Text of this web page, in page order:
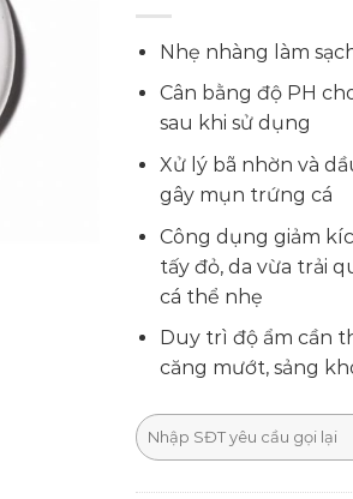
Nhẹ nhàng làm
Cân bằng độ PH
sau khi sử dụng
Xử lý bã nhờn và
gây mụn trứng cá
Công dụng giảm
tấy đỏ, da vừa trải
cá thể nhẹ
Duy trì độ ẩm cần
căng mướt, sảng